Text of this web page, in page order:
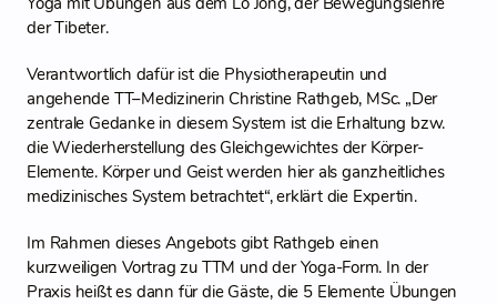
der Tibeter.
Verantwortlich dafür ist die Physiotherapeutin und
angehende TT–Medizinerin Christine Rathgeb, MSc. „Der
zentrale Gedanke in diesem System ist die Erhaltung bzw.
die Wiederherstellung des Gleichgewichtes der Körper-
Elemente. Körper und Geist werden hier als ganzheitliches
medizinisches System betrachtet“, erklärt die Expertin.
Im Rahmen dieses Angebots gibt Rathgeb einen
kurzweiligen Vortrag zu TTM und der Yoga-Form. In der
Praxis heißt es dann für die Gäste, die 5 Elemente Übungen